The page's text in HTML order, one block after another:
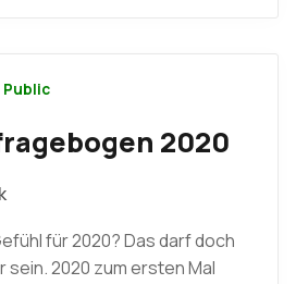
Public
2020
für 2020? Das darf doch
sein. 2020 zum ersten Mal